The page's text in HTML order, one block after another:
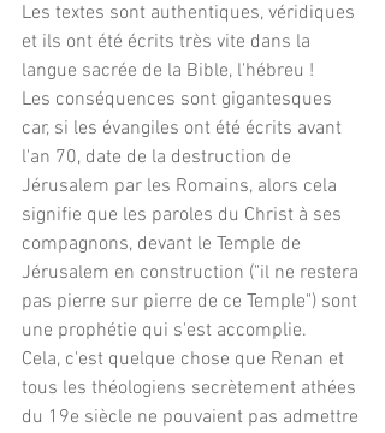
Les textes sont authentiques, véridiques
et ils ont été écrits très vite dans la
langue sacrée de la Bible, l'hébreu !
Les conséquences sont gigantesques
car, si les évangiles ont été écrits avant
l'an 70, date de la destruction de
Jérusalem par les Romains, alors cela
signifie que les paroles du Christ à ses
compagnons, devant le Temple de
Jérusalem en construction ("il ne restera
pas pierre sur pierre de ce Temple") sont
une prophétie qui s'est accomplie.
Cela, c'est quelque chose que Renan et
tous les théologiens secrètement athées
du 19e siècle ne pouvaient pas admettre